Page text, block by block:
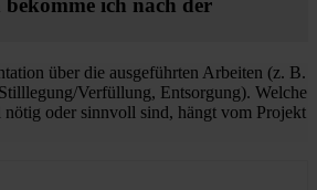
bekomme ich nach der
über die ausgeführten Arbeiten (z. B.
Verfüllung, Entsorgung). Welche
oder sinnvoll sind, hängt vom Projekt